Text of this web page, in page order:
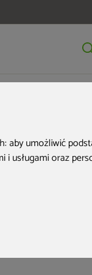
aby umożliwić
i usługami oraz